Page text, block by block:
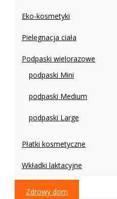
Eko-kosmetyki
Pielęgnacja ciała
Podpaski wielorazowe
podpaski Mini
podpaski Medium
podpaski Large
Płatki kosmetyczne
Wkładki laktacyjne
Zdrowy dom